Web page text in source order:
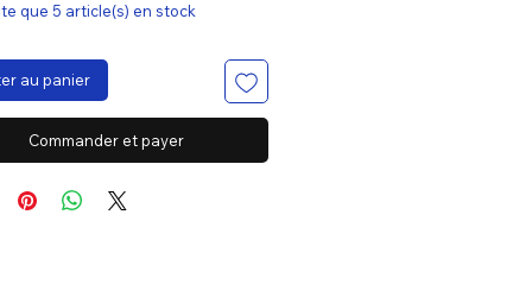
que 5 article(s) en stock
au panier
Commander et payer